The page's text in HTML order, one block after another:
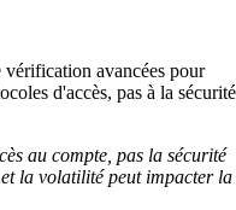
vérification avancées pour
d'accès, pas à la sécurité
au compte, pas la sécurité
la volatilité peut impacter la